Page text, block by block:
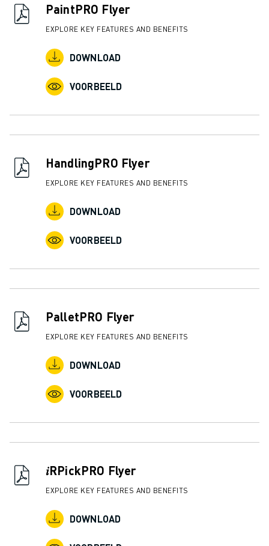
PaintPRO Flyer
EXPLORE KEY FEATURES AND BENEFITS
DOWNLOAD
VOORBEELD
HandlingPRO Flyer
EXPLORE KEY FEATURES AND BENEFITS
DOWNLOAD
VOORBEELD
PalletPRO Flyer
EXPLORE KEY FEATURES AND BENEFITS
DOWNLOAD
VOORBEELD
𝑖RPickPRO Flyer
EXPLORE KEY FEATURES AND BENEFITS
DOWNLOAD